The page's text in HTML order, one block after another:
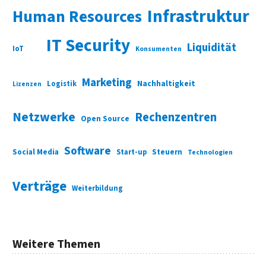
Human Resources Infrastruktur
IoT IT Security Konsumenten Liquidität
Lizenzen Logistik Marketing Nachhaltigkeit
Netzwerke Open Source Rechenzentren
Social Media Software Start-up Steuern Technologien
Verträge Weiterbildung
Weitere Themen